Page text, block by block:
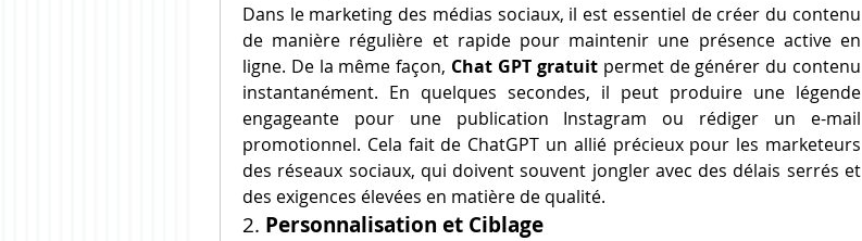
Dans le marketing des médias sociaux, il est essentiel de créer du contenu
de manière régulière et rapide pour maintenir une présence active en
ligne. De la même façon, Chat GPT gratuit permet de générer du contenu
instantanément. En quelques secondes, il peut produire une légende
engageante pour une publication Instagram ou rédiger un e-mail
promotionnel. Cela fait de ChatGPT un allié précieux pour les marketeurs
des réseaux sociaux, qui doivent souvent jongler avec des délais serrés et
des exigences élevées en matière de qualité.
2. Personnalisation et Ciblage